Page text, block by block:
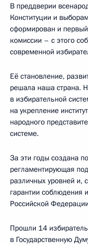
В преддверии
Конституции и
сформирован и
комиссии – с этого
современной
Её становление,
решала наша страна.
в избирательной
на укрепление
народного
системе.
За эти годы создана
регламентирующая
различных уровней и,
гарантии соблюдения
Российской
Прошли 14
в Государственную